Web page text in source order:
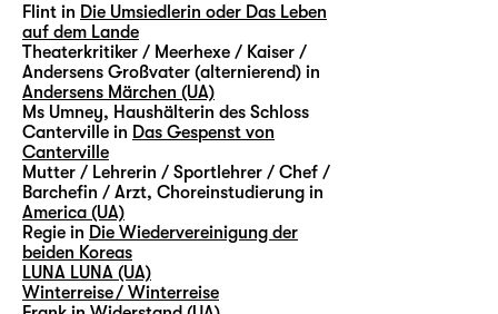
Flint in Die Umsiedlerin oder Das Leben
auf dem Lande
Theaterkritiker / Meerhexe / Kaiser /
Andersens Großvater (alternierend) in
Andersens Märchen (UA)
Ms Umney, Haushälterin des Schloss
Canterville in Das Gespenst von
Canterville
Mutter / Lehrerin / Sportlehrer / Chef /
Barchefin / Arzt, Choreinstudierung in
America (UA)
Regie in Die Wiedervereinigung der
beiden Koreas
LUNA LUNA (UA)
Winterreise / Winterreise